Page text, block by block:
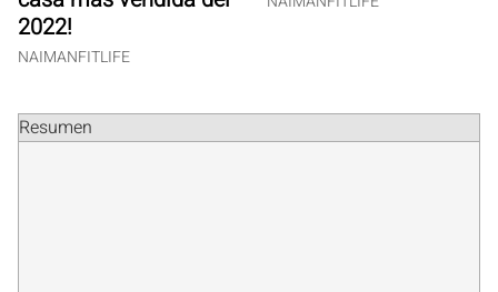
2022!
NAIMANFITLIFE
Resumen